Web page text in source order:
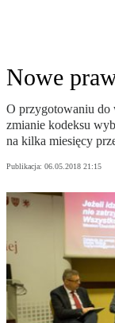
Nowe
O przygotowaniu do
zmianie kodeksu
na kilka miesięcy
Publikacja: 06.05.2018 21:15